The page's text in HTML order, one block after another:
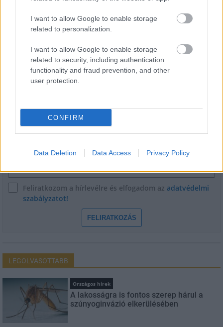
I want to allow Google to enable storage
related to personalization.
I want to allow Google to enable storage
related to security, including authentication
functionality and fraud prevention, and other
user protection.
CONFIRM
Data Deletion Data Access Privacy Policy
Épített öröksége megújításával is készül
Mohács a csata ötszázadik
évfordulójára
E-mail cím
Feliratkozom a hírlevélre és elfogadom az adatvédelmi
szabályzatot!
FELIRATKOZÁS
LEGOLVASOTTABB
Országos hírek
A lakosságra is fontos szerep hárul a
szúnyoginvázió elkerülésében